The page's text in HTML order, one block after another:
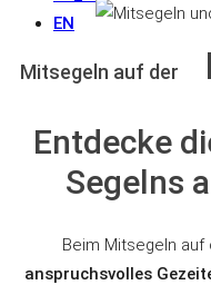
EN
Mitsegeln auf der
Entdecke
Segelns
Beim Mitsegeln
anspruchsvolles